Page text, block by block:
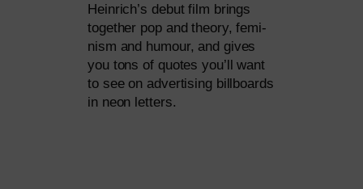
Heinrich’s debut film brings
tog­e­ther pop and theo­ry, femi­
nism and humour, and gives
you tons of quo­tes you’ll want
to see on adver­ti­sing bill­boards
in neon letters.